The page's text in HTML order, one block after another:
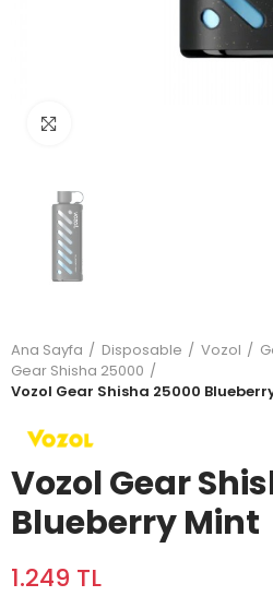
Ana Sayfa Disposable Vozol
Gear Shisha 25000
Vozol Gear Shisha 25000
Vozol Gear
Blueberry Mint
1.249 TL